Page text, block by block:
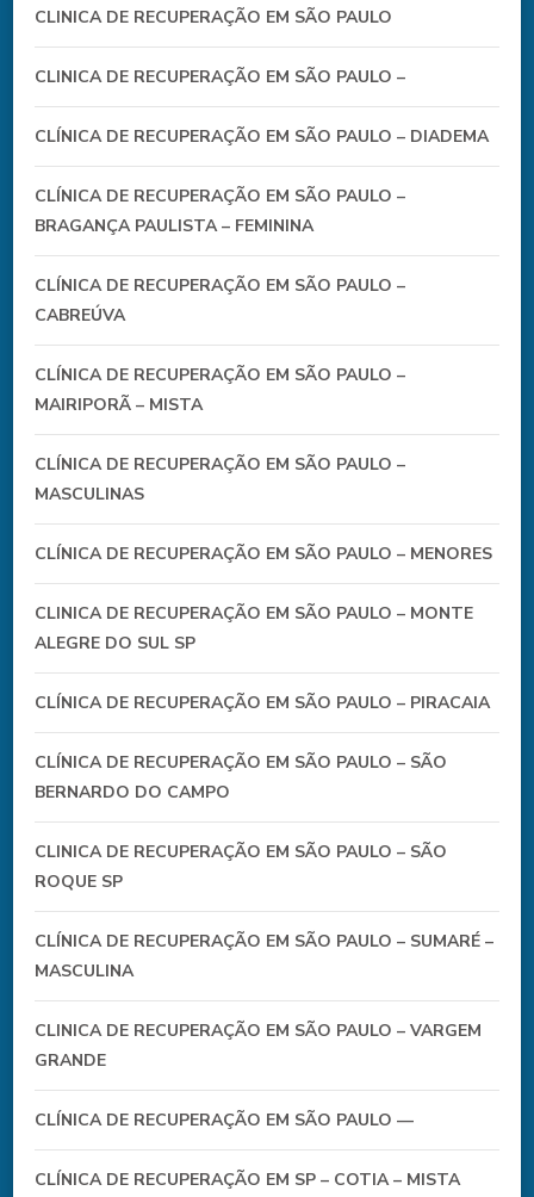
CLINICA DE RECUPERAÇÃO EM SÃO PAULO
CLINICA DE RECUPERAÇÃO EM SÃO PAULO –
CLÍNICA DE RECUPERAÇÃO EM SÃO PAULO – DIADEMA
CLÍNICA DE RECUPERAÇÃO EM SÃO PAULO –
BRAGANÇA PAULISTA – FEMININA
CLÍNICA DE RECUPERAÇÃO EM SÃO PAULO –
CABREÚVA
CLÍNICA DE RECUPERAÇÃO EM SÃO PAULO –
MAIRIPORÃ – MISTA
CLÍNICA DE RECUPERAÇÃO EM SÃO PAULO –
MASCULINAS
CLÍNICA DE RECUPERAÇÃO EM SÃO PAULO – MENORES
CLINICA DE RECUPERAÇÃO EM SÃO PAULO – MONTE
ALEGRE DO SUL SP
CLÍNICA DE RECUPERAÇÃO EM SÃO PAULO – PIRACAIA
CLÍNICA DE RECUPERAÇÃO EM SÃO PAULO – SÃO
BERNARDO DO CAMPO
CLINICA DE RECUPERAÇÃO EM SÃO PAULO – SÃO
ROQUE SP
CLÍNICA DE RECUPERAÇÃO EM SÃO PAULO – SUMARÉ –
MASCULINA
CLINICA DE RECUPERAÇÃO EM SÃO PAULO – VARGEM
GRANDE
CLÍNICA DE RECUPERAÇÃO EM SÃO PAULO —
CLÍNICA DE RECUPERAÇÃO EM SP – COTIA – MISTA